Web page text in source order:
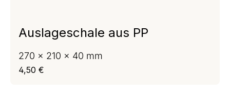
Auslageschale aus PP
270 x 210 x 40 mm
Regulärer Preis:
4,50 €